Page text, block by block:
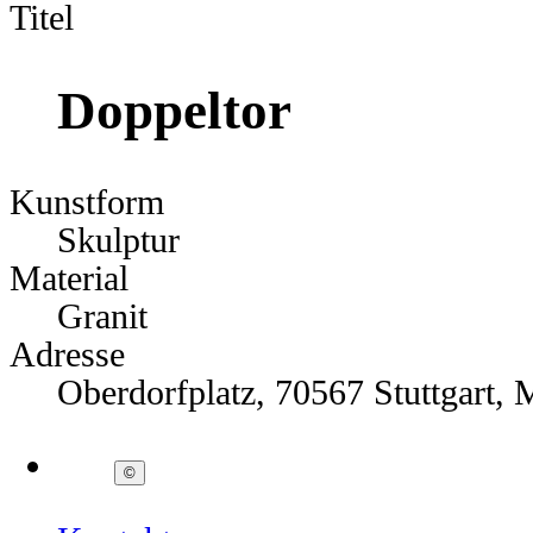
Titel
Doppeltor
Kunstform
Skulptur
Material
Granit
Adresse
Oberdorfplatz, 70567 Stuttgart,
©